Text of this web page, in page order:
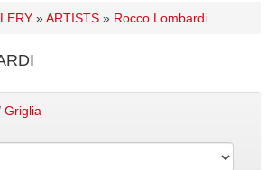
»ARTISTS » Rocco Lombardi
Griglia